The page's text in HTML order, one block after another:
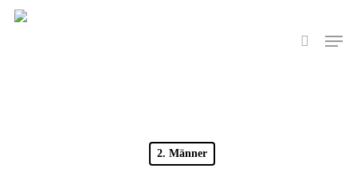
Skip
search
Menu
2. Männer